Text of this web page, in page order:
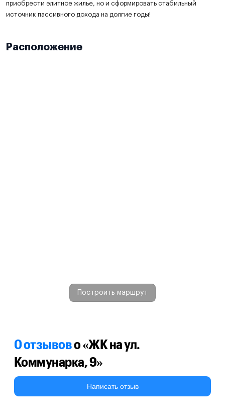
приобрести элитное жилье, но и сформировать стабильный
источник пассивного дохода на долгие годы!
Расположение
Построить маршрут
0 отзывово «ЖК на ул.
Коммунарка, 9»
Написать отзыв